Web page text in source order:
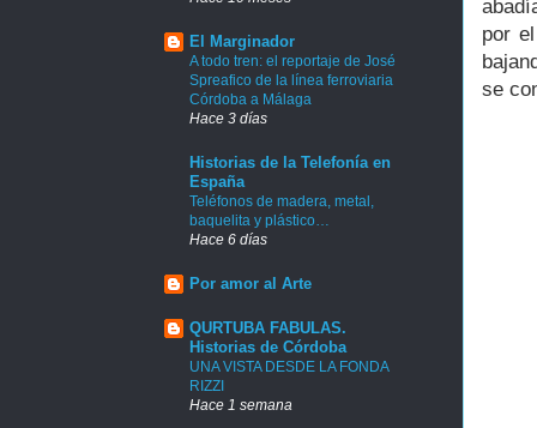
por
se
El Marginador
A todo tren: el reportaje de José
Spreafico de la línea ferroviaria
Córdoba a Málaga
Hace 3 días
Historias de la Telefonía en
España
Teléfonos de madera, metal,
baquelita y plástico…
Hace 6 días
Por amor al Arte
QURTUBA FABULAS.
Historias de Córdoba
UNA VISTA DESDE LA FONDA
RIZZI
Hace 1 semana